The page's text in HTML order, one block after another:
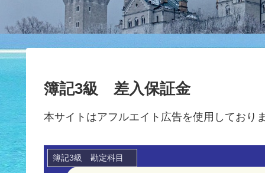
簿記3級 差入保証金
本サイトはアフルエイト広告を使用しており
簿記3級 勘定科目